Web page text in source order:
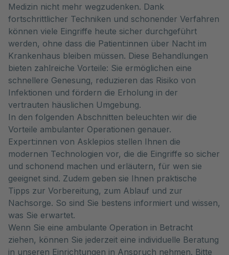
Medizin nicht mehr wegzudenken. Dank
fortschrittlicher Techniken und schonender Verfahren
können viele Eingriffe heute sicher durchgeführt
werden, ohne dass die Patient:innen über Nacht im
Krankenhaus bleiben müssen. Diese Behandlungen
bieten zahlreiche Vorteile: Sie ermöglichen eine
schnellere Genesung, reduzieren das Risiko von
Infektionen und fördern die Erholung in der
vertrauten häuslichen Umgebung.
In den folgenden Abschnitten beleuchten wir die
Vorteile ambulanter Operationen genauer.
Expert:innen von Asklepios stellen Ihnen die
modernen Technologien vor, die die Eingriffe so sicher
und schonend machen und erläutern, für wen sie
geeignet sind. Zudem geben sie Ihnen praktische
Tipps zur Vorbereitung, zum Ablauf und zur
Nachsorge. So sind Sie bestens informiert und wissen,
was Sie erwartet.
Wenn Sie eine ambulante Operation in Betracht
ziehen, können Sie jederzeit eine individuelle Beratung
in unseren Einrichtungen in Anspruch nehmen. Bitte